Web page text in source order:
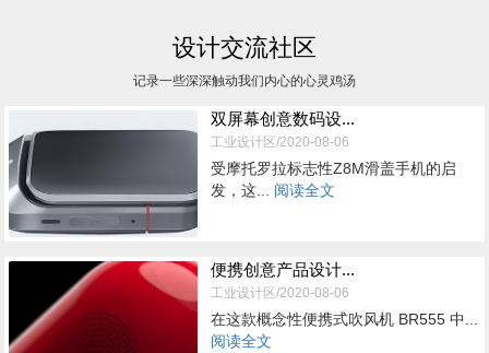
设计交流社区
记录一些深深触动我们内心的心灵鸡汤
双屏幕创意数码设...
工业设计区/2020-08-06
受摩托罗拉标志性Z8M滑盖手机的启
发，这... 阅读全文
便携创意产品设计...
工业设计区/2020-08-06
在这款概念性便携式吹风机 BR555 中...
阅读全文